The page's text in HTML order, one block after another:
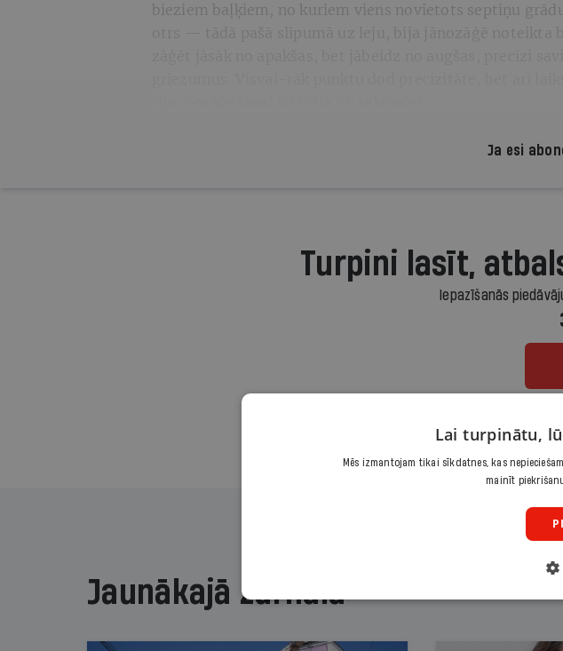
bieziem baļķiem, no kuriem viens novietots septiņu
otrs — tādā pašā slīpumā uz leju, bija jānozāģē noteikta
Ja esi
Turpini lasīt,
Iepazīšanās
Jaunākajā žurnālā
Lai turpinātu,
Mēs izmantojam tikai sīkdatnes, kas
mainīt